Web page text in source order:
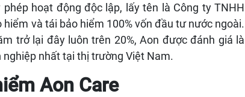
hoạt động độc lập, lấy tên là Công ty TNHH
và tái bảo hiểm 100% vốn đầu tư nước ngoài.
trở lại đây luôn trên 20%, Aon được đánh giá là
nhất tại thị trường Việt Nam.
Aon Care